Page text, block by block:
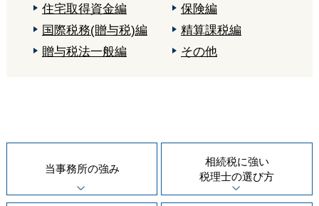
住宅取得資金編
保険編
国際税務(贈与税)編
精算課税編
贈与税法一般編
その他
当事務所の強み
相続税に強い
税理士の選び方